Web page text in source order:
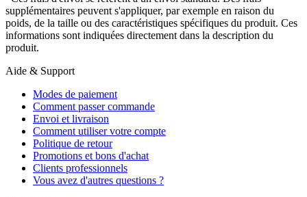
supplémentaires peuvent s'appliquer, par exemple en raison du
poids, de la taille ou des caractéristiques spécifiques du produit. Ces
informations sont indiquées directement dans la description du
produit.
Aide & Support
Modes de paiement
Comment passer commande
Envoi et livraison
Comment utiliser votre compte
Politique de retour
Promotions et bons d'achat
Clients professionnels
Vous avez d'autres questions ?